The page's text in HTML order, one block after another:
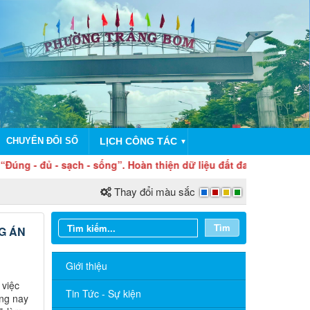
CHUYỂN ĐỔI SỐ LỊCH CÔNG TÁC ▼
- sạch - sống”. Hoàn thiện dữ liệu đất đai hôm nay – Vì
Thay đổi màu sắc
ÁN
nay
Tìm
Giới thiệu
Tin Tức - Sự kiện